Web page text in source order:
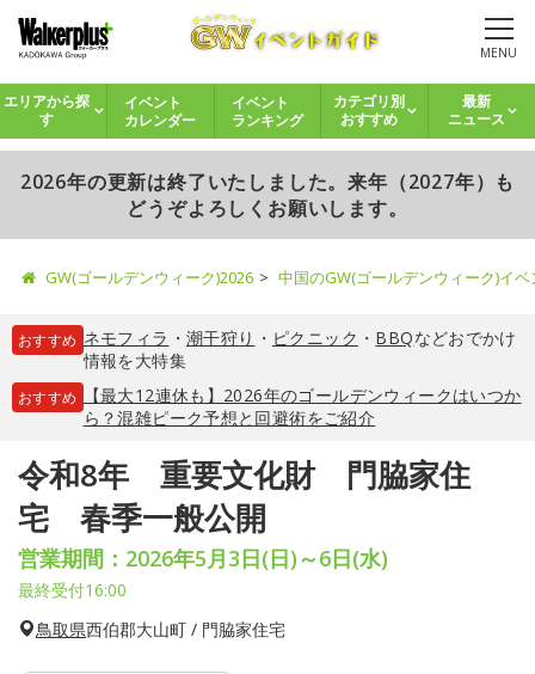
MENU
エリアから探
す
イベント
カレンダー
イベント
ランキング
カテゴリ別
おすすめ
最新
ニュース
2026年の更新は終了いたしました。来年（2027年）も
どうぞよろしくお願いします。
GW(ゴールデンウィーク)2026 中国のGW(ゴールデンウィーク)イ
おすすめ ネモフィラ ・ 潮干狩り ・ ピクニック ・ BBQなどおでかけ
情報を大特集
おすすめ
【最大12連休も】2026年のゴールデンウィークはいつか
ら？混雑ピーク予想と回避術をご紹介
令和8年 重要文化財 門脇家住
宅 春季一般公開
営業期間：2026年5月3日(日)～6日(水)
最終受付16:00
鳥取県西伯郡大山町 / 門脇家住宅